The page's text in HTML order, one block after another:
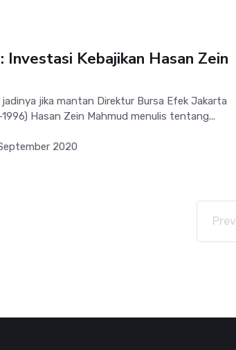
Kebajikan Hasan Zein
jadinya jika mantan Direktur Bursa Efek Jakarta
Hasan Zein Mahmud menulis tentang...
2020
Prev